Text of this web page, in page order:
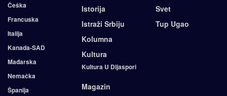
Češka
Francuska
Italija
Kanada-SAD
Mađarska
Nemačka
Španija
Istorija
Istraži Srbiju
Kolumna
Kultura
Kultura U Dijaspori
Magazin
Svet
Tup Ugao